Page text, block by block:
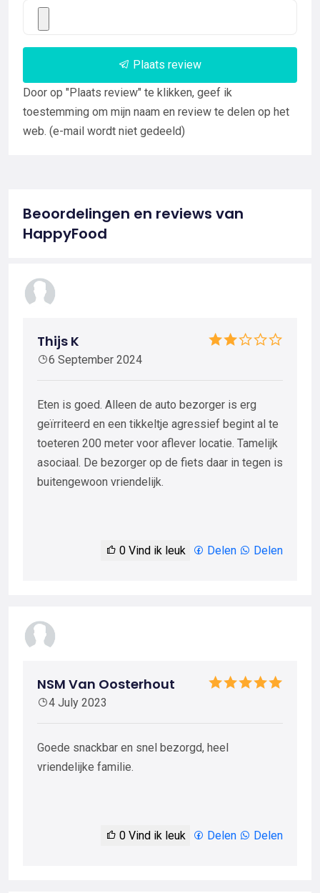
Plaats review
Door op "Plaats review" te klikken, geef ik
toestemming om mijn naam en review te delen op het
web. (e-mail wordt niet gedeeld)
Beoordelingen en reviews van
HappyFood
Thijs K
6 September 2024
Eten is goed. Alleen de auto bezorger is erg
geïrriteerd en een tikkeltje agressief begint al te
toeteren 200 meter voor aflever locatie. Tamelijk
asociaal. De bezorger op de fiets daar in tegen is
buitengewoon vriendelijk.
0 Vind ik leuk Delen Delen
NSM Van Oosterhout
4 July 2023
Goede snackbar en snel bezorgd, heel
vriendelijke familie.
0 Vind ik leuk Delen Delen